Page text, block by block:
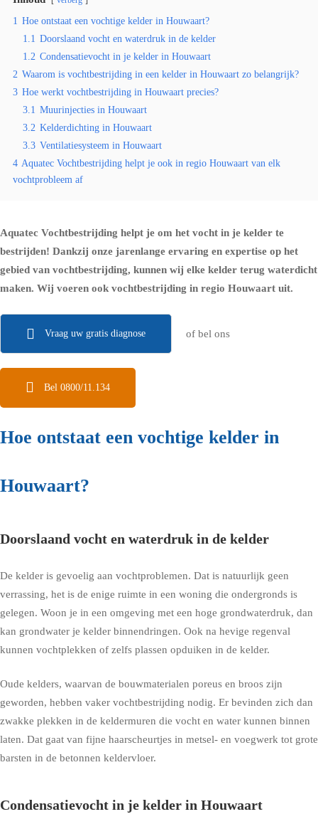
1 Hoe ontstaat een vochtige kelder in Houwaart?
1.1 Doorslaand vocht en waterdruk in de kelder
1.2 Condensatievocht in je kelder in Houwaart
2 Waarom is vochtbestrijding in een kelder in Houwaart zo belangrijk?
3 Hoe werkt vochtbestrijding in Houwaart precies?
3.1 Muurinjecties in Houwaart
3.2 Kelderdichting in Houwaart
3.3 Ventilatiesysteem in Houwaart
4 Aquatec Vochtbestrijding helpt je ook in regio Houwaart van elk
vochtprobleem af
Aquatec Vochtbestrijding helpt je om het vocht in je kelder te
bestrijden! Dankzij onze jarenlange ervaring en expertise op het
gebied van vochtbestrijding, kunnen wij elke kelder terug waterdicht
maken. Wij voeren ook vochtbestrijding in regio Houwaart uit.
Vraag uw gratis diagnose of bel ons
Bel 0800/11.134
Hoe ontstaat een vochtige kelder in
Houwaart?
Doorslaand vocht en waterdruk in de kelder
De kelder is gevoelig aan vochtproblemen. Dat is natuurlijk geen
verrassing, het is de enige ruimte in een woning die ondergronds is
gelegen. Woon je in een omgeving met een hoge grondwaterdruk, dan
kan grondwater je kelder binnendringen. Ook na hevige regenval
kunnen vochtplekken of zelfs plassen opduiken in de kelder.
Oude kelders, waarvan de bouwmaterialen poreus en broos zijn
geworden, hebben vaker vochtbestrijding nodig. Er bevinden zich dan
zwakke plekken in de keldermuren die vocht en water kunnen binnen
laten. Dat gaat van fijne haarscheurtjes in metsel- en voegwerk tot grote
barsten in de betonnen keldervloer.
Condensatievocht in je kelder in Houwaart